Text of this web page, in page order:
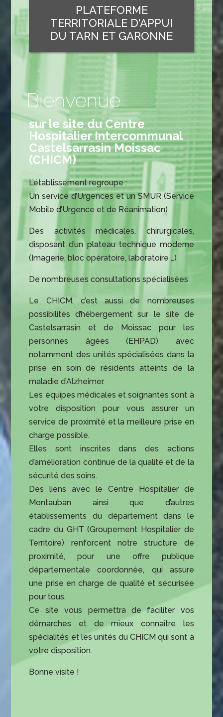
PLATEFORME
TERRITORIALE D'APPUI
DU TARN ET GARONNE
Bienvenue
sur le site du Centre
Hospitalier Intercommunal
Castelsarrasin Moissac
(CHICM)
L’établissement regroupe :
Un service d’Urgences et un SMUR (Service
Mobile d’Urgence et de Réanimation)
Des activités médicales, chirurgicales,
disposant d’un plateau technique moderne
(Imagerie, bloc opératoire, laboratoire …)
De nombreuses consultations spécialisées
Le CHICM, c’est aussi de nombreuses
possibilités d’hébergement sur le site de
Castelsarrasin et de Moissac pour les
personnes âgées (EHPAD) avec
notamment des unités spécialisées dans la
prise en soin de résidents atteints de la
maladie d’Alzheimer.
Les équipes médicales et soignantes sont à
votre disposition pour vous assurer un
service de proximité et la meilleure prise en
charge possible.
Elles sont inscrites dans des actions
d’amélioration continue de la qualité et de la
sécurité des soins.
Des liens avec le Centre Hospitalier de
Montauban ainsi que d’autres
établissements du département dans le
cadre du GHT (Groupement Hospitalier de
Territoire) renforcent notre structure de
proximité, pour une offre publique
départementale coordonnée, qui assure
une prise en charge de qualité et sécurisée
pour tous.
Ce site vous permettra de faciliter vos
démarches et de mieux connaître les
spécialités et les unités du CHICM qui sont à
votre disposition.
Bonne visite !